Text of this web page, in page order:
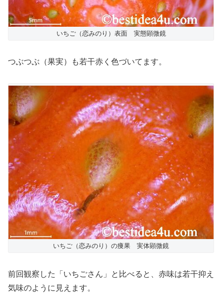
いちご（恋みのり）表面 実態顕微鏡
つぶつぶ（果実）も若干赤く色づいてます。
いちご（恋みのり）の痩果 実体顕微鏡
前回観察した「いちごさん」と比べると、赤味は若干抑え
気味のように見えます。